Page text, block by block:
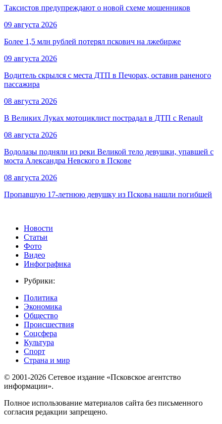
Таксистов предупреждают о новой схеме мошенников
09 августа 2026
Более 1,5 млн рублей потерял пскович на лжебирже
09 августа 2026
Водитель скрылся с места ДТП в Печорах, оставив раненого
пассажира
08 августа 2026
В Великих Луках мотоциклист пострадал в ДТП с Renault
08 августа 2026
Водолазы подняли из реки Великой тело девушки, упавшей с
моста Александра Невского в Пскове
08 августа 2026
Пропавшую 17-летнюю девушку из Пскова нашли погибшей
Новости
Статьи
Фото
Видео
Инфографика
Рубрики:
Политика
Экономика
Общество
Происшествия
Соцсфера
Культура
Спорт
Страна и мир
© 2001-2026 Сетевое издание «Псковское агентство
информации».
Полное использование материалов сайта без письменного
согласия редакции запрещено.